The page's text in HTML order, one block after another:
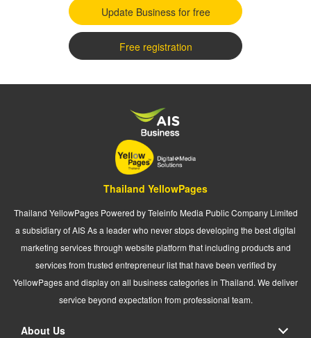
Update Business for free
Free registration
Thailand YellowPages
Thailand YellowPages Powered by Teleinfo Media Public Company Limited
a subsidiary of AIS As a leader who never stops developing the best digital
marketing services through website platform that including products and
services from trusted entrepreneur list that have been verified by
YellowPages and display on all business categories in Thailand. We deliver
service beyond expectation from professional team.
About Us